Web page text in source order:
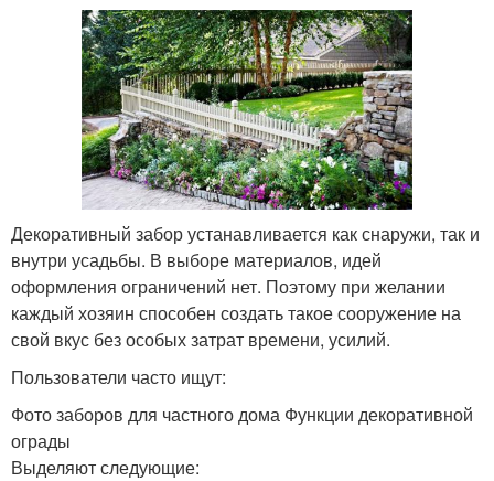
Декоративный забор устанавливается как снаружи, так и
внутри усадьбы. В выборе материалов, идей
оформления ограничений нет. Поэтому при желании
каждый хозяин способен создать такое сооружение на
свой вкус без особых затрат времени, усилий.
Пользователи часто ищут:
Фото заборов для частного дома Функции декоративной
ограды
Выделяют следующие: